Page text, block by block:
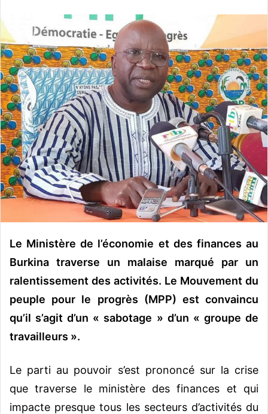
y
e
r
u
n
c
o
u
r
r
i
e
l
Le Ministère de l’économie et des finances au
Burkina traverse un malaise marqué par un
ralentissement des activités. Le Mouvement du
peuple pour le progrès (MPP) est convaincu
qu’il s’agit d’un « sabotage » d’un « groupe de
travailleurs ».
Le parti au pouvoir s’est prononcé sur la crise
que traverse le ministère des finances et qui
impacte presque tous les secteurs d’activités du